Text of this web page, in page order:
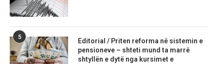
5
Editorial / Priten reforma në sistemin e
pensioneve – shteti mund ta marrë
shtyllën e dytë nga kursimet e